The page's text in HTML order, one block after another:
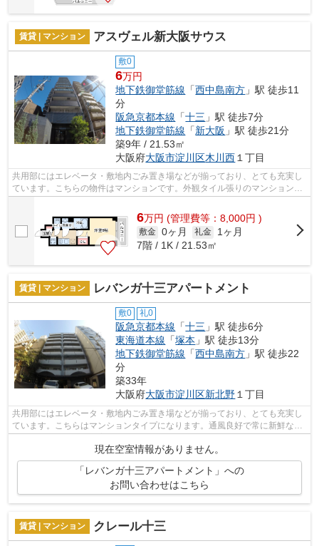
賃貸 | マンション アスヴェル新大阪サウス
敷0
6万円
地下鉄御堂筋線 「西中島南方 」駅 徒歩11
分
阪急京都本線 「十三 」駅 徒歩7分
地下鉄御堂筋線 「新大阪 」駅 徒歩21分
築9年 / 21.53㎡
大阪府大阪市淀川区木川西 １丁目
共用部にはエレベータ・敷地内ごみ置き場などが揃っており、とても充実し
ています。こちらの物件はマンションです。外観タイル張りのマンションで
6万円 (管理費等：8,000円 )
敷金 0ヶ月 礼金
1ヶ月
7階 / 1K / 21.53㎡
賃貸 | マンション レバンガ十三アパートメント
敷0 礼0
阪急京都本線 「十三 」駅 徒歩6分
東海道本線 「塚本 」駅 徒歩13分
地下鉄御堂筋線 「西中島南方 」駅 徒歩22
分
築33年
大阪府大阪市淀川区新北野１丁目
共用部にはエレベータ・敷地内ごみ置き場などが揃っており、とても充実し
ています。こちらはマンションタイプになります。通風良好で常に新鮮な空
現在空室情報がありません。
「レバンガ十三アパートメント」への
お問い合わせはこちら
賃貸 | マンション クレール十三